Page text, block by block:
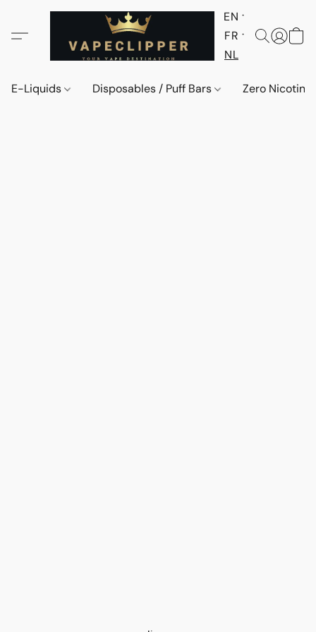
EN
FR
NL
E-Liquids Disposables / Puff Bars Zero Nicotine